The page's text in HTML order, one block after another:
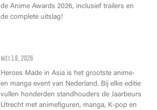
de Anime Awards 2026, inclusief trailers en
de complete uitslag!
mei 18, 2026
Heroes Made in Asia is het grootste anime-
en manga event van Nederland. Bij elke editie
vullen honderden standhouders de Jaarbeurs
Utrecht met animefiguren, manga, K-pop en